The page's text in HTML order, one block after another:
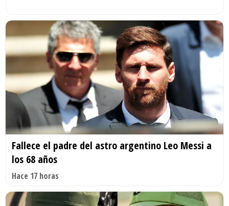
Fallece el padre del astro argentino Leo Messi a
los 68 años
Hace 17 horas